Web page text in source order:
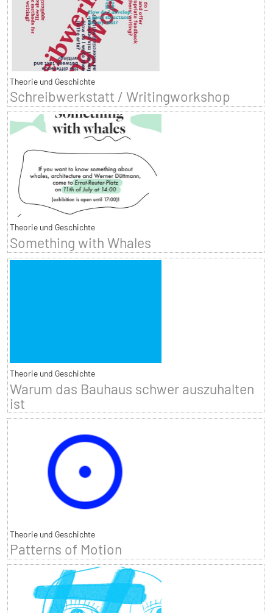
Theorie und Geschichte
Schreibwerkstatt / Writingworkshop
Theorie und Geschichte
Something with Whales
Theorie und Geschichte
Warum das Bauhaus schwer auszuhalten
ist
Theorie und Geschichte
Patterns of Motion